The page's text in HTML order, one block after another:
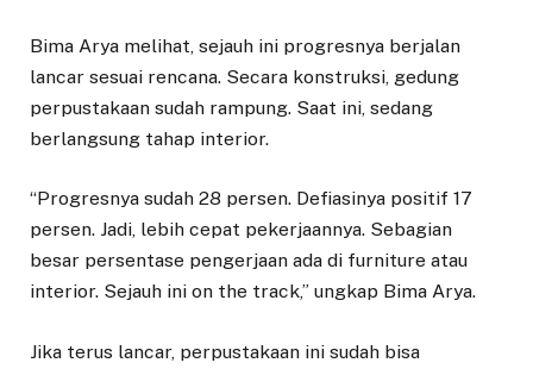
Bima Arya melihat, sejauh ini progresnya berjalan
lancar sesuai rencana. Secara konstruksi, gedung
perpustakaan sudah rampung. Saat ini, sedang
berlangsung tahap interior.
“Progresnya sudah 28 persen. Defiasinya positif 17
persen. Jadi, lebih cepat pekerjaannya. Sebagian
besar persentase pengerjaan ada di furniture atau
interior. Sejauh ini on the track,” ungkap Bima Arya.
Jika terus lancar, perpustakaan ini sudah bisa